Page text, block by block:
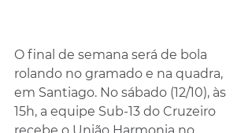
O final de semana será de bola
rolando no gramado e na quadra,
em Santiago. No sábado (12/10), às
15h, a equipe Sub-13 do Cruzeiro